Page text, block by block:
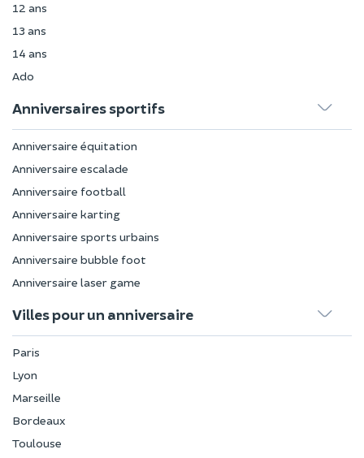
12 ans
13 ans
14 ans
Ado
Anniversaires sportifs
Anniversaire équitation
Anniversaire escalade
Anniversaire football
Anniversaire karting
Anniversaire sports urbains
Anniversaire bubble foot
Anniversaire laser game
Villes pour un anniversaire
Paris
Lyon
Marseille
Bordeaux
Toulouse